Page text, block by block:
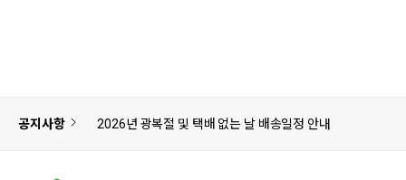
공지사항 2026년 광복절 및 택배 없는 날 배송일정 안내